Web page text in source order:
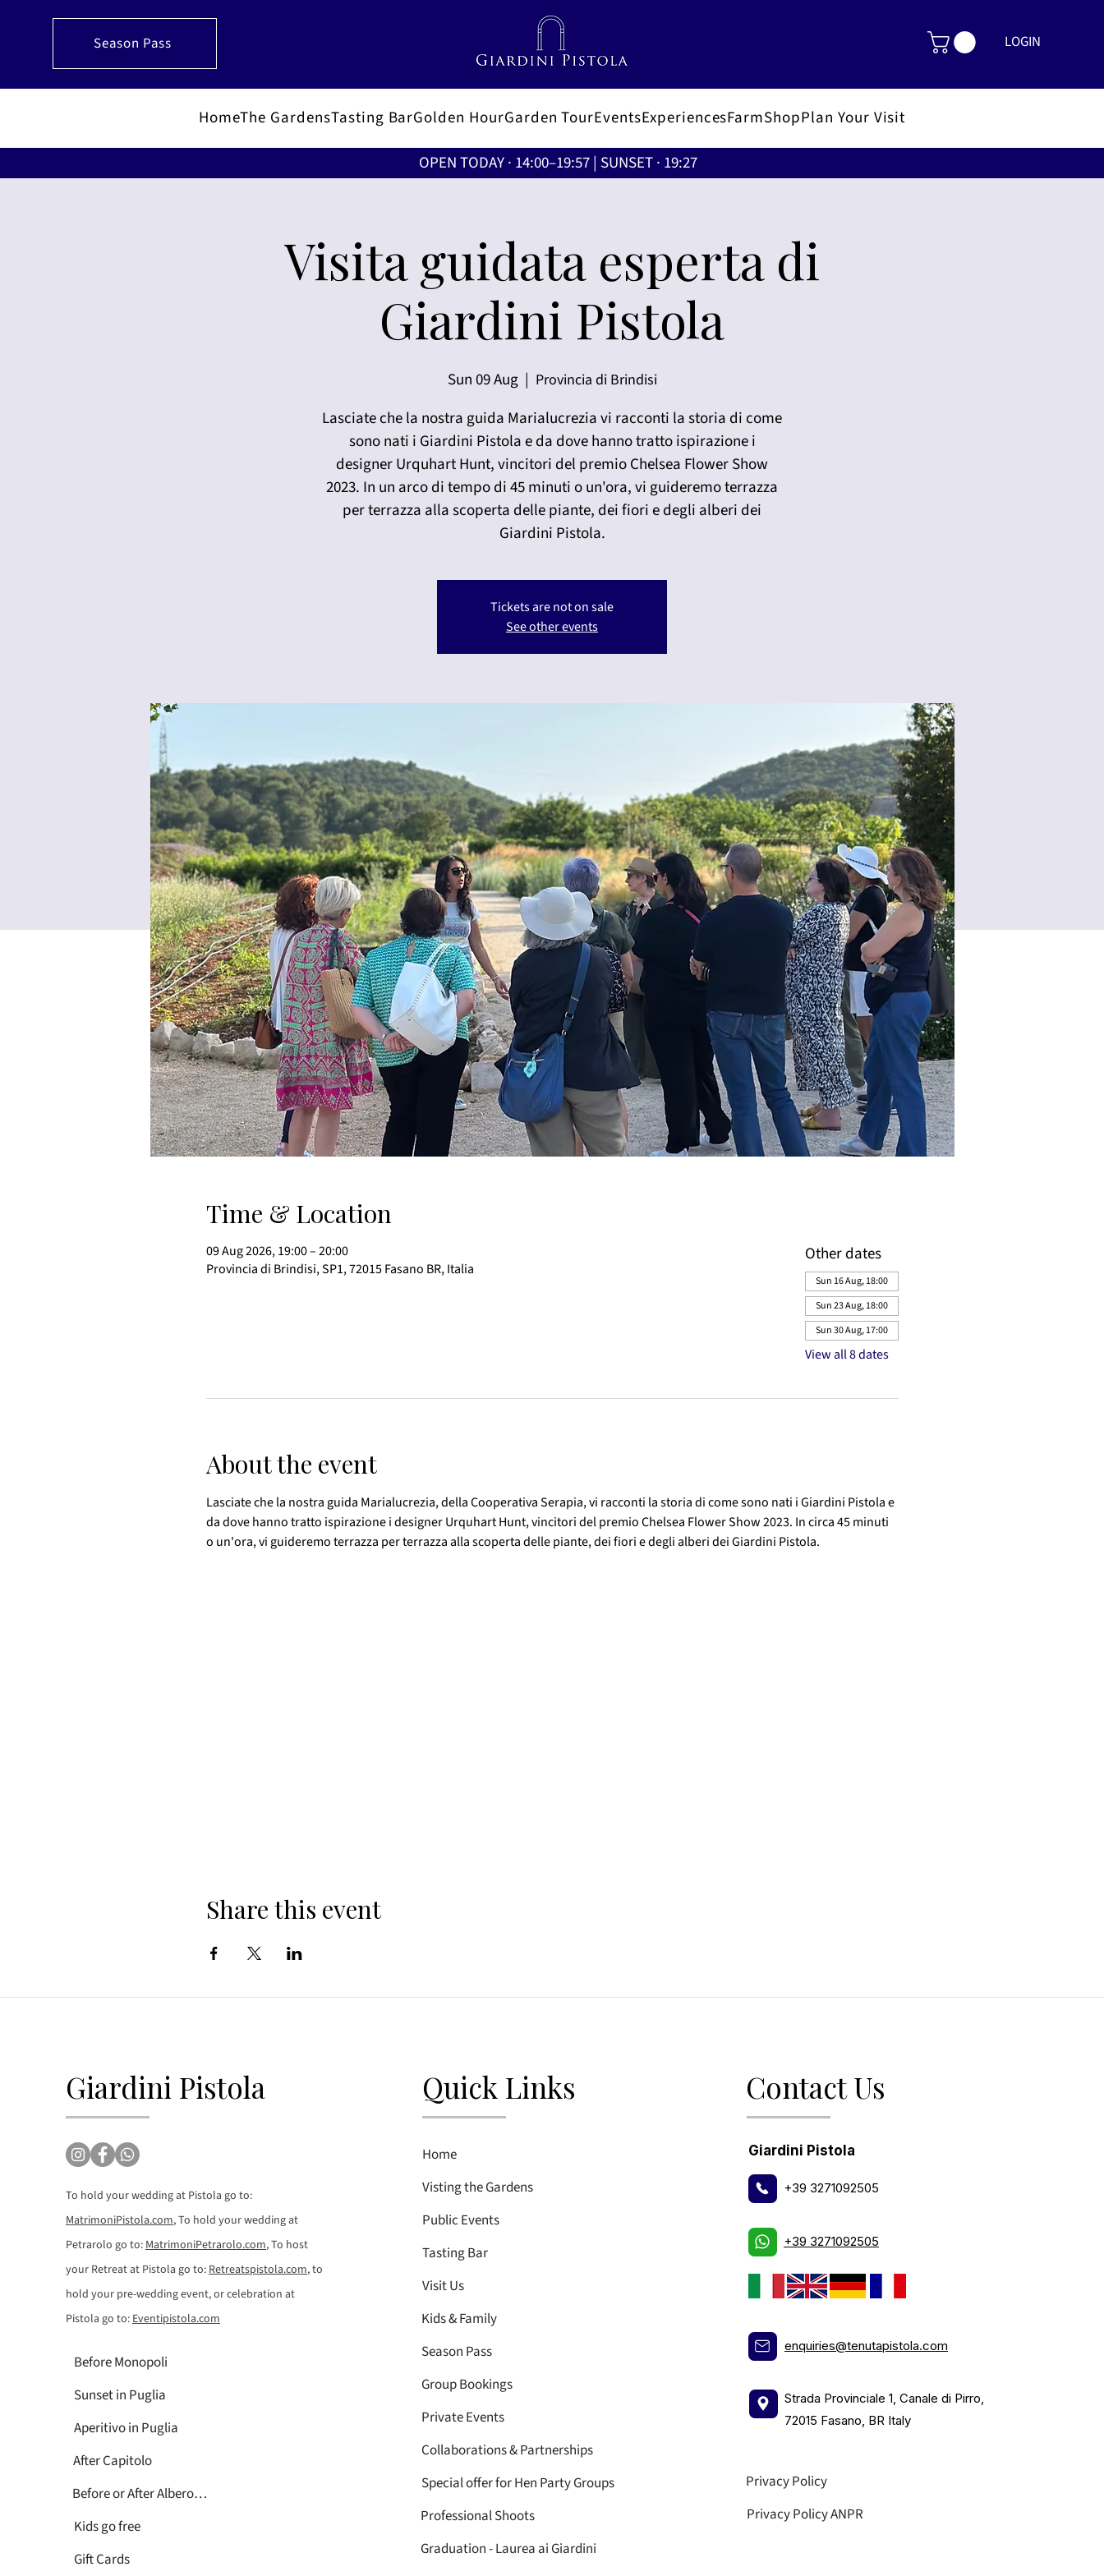
Season Pass LOGIN
HomeThe GardensTasting BarGolden HourGarden TourEventsExperiencesFarmShopPlan Your Visit
OPEN TODAY · 14:00–19:57 | SUNSET · 19:27
Visita guidata esperta di
Giardini Pistola
Sun 09 Aug
  |
Provincia di Brindisi
Lasciate che la nostra guida Marialucrezia vi racconti la storia di come
sono nati i Giardini Pistola e da dove hanno tratto ispirazione i
designer Urquhart Hunt, vincitori del premio Chelsea Flower Show
2023. In un arco di tempo di 45 minuti o un'ora, vi guideremo terrazza
per terrazza alla scoperta delle piante, dei fiori e degli alberi dei
Giardini Pistola.
Tickets are not on sale
See other events
Time & Location
09 Aug 2026, 19:00 – 20:00
Provincia di Brindisi, SP1, 72015 Fasano BR, Italia
Other dates
Sun 16 Aug, 18:00
Sun 23 Aug, 18:00
Sun 30 Aug, 17:00
View all 8 dates
About the event
Lasciate che la nostra guida Marialucrezia, della Cooperativa Serapia, vi racconti la storia di come sono nati i Giardini Pistola e
da dove hanno tratto ispirazione i designer Urquhart Hunt, vincitori del premio Chelsea Flower Show 2023. In circa 45 minuti
o un'ora, vi guideremo terrazza per terrazza alla scoperta delle piante, dei fiori e degli alberi dei Giardini Pistola.
Share this event
Giardini Pistola
To hold your wedding at Pistola go to:
MatrimoniPistola.com, To hold your wedding at
Petrarolo go to: MatrimoniPetrarolo.com, To host
your Retreat at Pistola go to: Retreatspistola.com, to
hold your pre-wedding event, or celebration at
Pistola go to: Eventipistola.com
Before Monopoli
Sunset in Puglia
Aperitivo in Puglia
After Capitolo
Before or After Alberobello
Kids go free
Gift Cards
Quick Links
Home
Visting the Gardens
Public Events
Tasting Bar
Visit Us
Kids & Family
Season Pass
Group Bookings
Private Events
Collaborations & Partnerships
Special offer for Hen Party Groups
Professional Shoots
Graduation - Laurea ai Giardini
Contact Us
Giardini Pistola
+39 3271092505
+39 3271092505
enquiries@tenutapistola.com
Strada Provinciale 1, Canale di Pirro,
72015 Fasano, BR Italy
Privacy Policy
Privacy Policy ANPR